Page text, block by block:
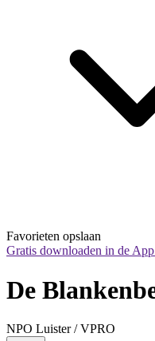
Favorieten opslaan
Gratis downloaden in de
De
NPO Luister / VPRO